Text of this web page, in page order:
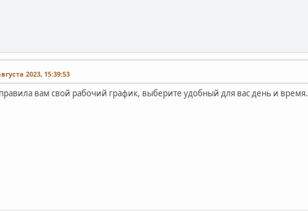
2023, 15:39:53
вам свой рабочий график, выберите удобный для вас день и время.